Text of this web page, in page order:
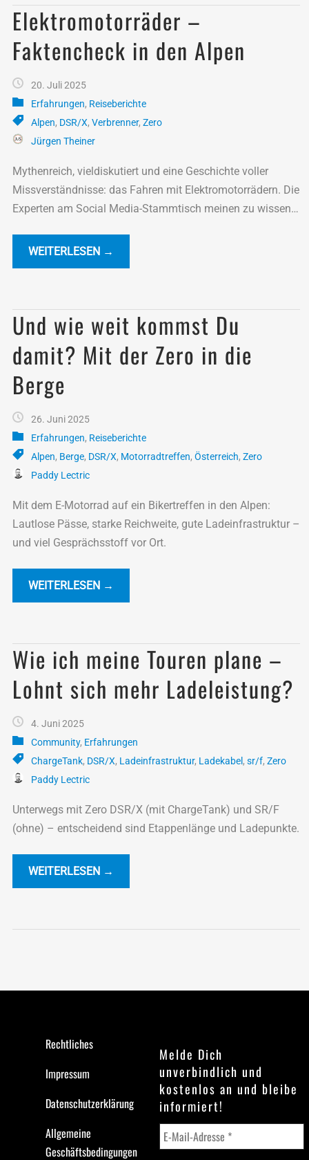
Elektromotorräder –
Faktencheck in den Alpen
20. Juli 2025
Erfahrungen, Reiseberichte
Alpen, DSR/X, Verbrenner, Zero
Jürgen Theiner
Mythenreich, vieldiskutiert und eine Geschichte voller
Missverständnisse: das Fahren mit Elektromotorrädern. Die
Experten am Social Media-Stammtisch meinen zu wissen,
Schneckentempo...
WEITERLESEN →
Und wie weit kommst Du
damit? Mit der Zero in die
Berge
26. Juni 2025
Erfahrungen, Reiseberichte
Alpen, Berge, DSR/X, Motorradtreffen, Österreich, Zero
Paddy Lectric
Mit dem E-Motorrad auf ein Bikertreffen in den Alpen:
Lautlose Pässe, starke Reichweite, gute Ladeinfrastruktur –
und viel Gesprächsstoff vor Ort.
WEITERLESEN →
Wie ich meine Touren plane –
Lohnt sich mehr Ladeleistung?
4. Juni 2025
Community, Erfahrungen
ChargeTank, DSR/X, Ladeinfrastruktur, Ladekabel, sr/f, Zero
Paddy Lectric
Unterwegs mit Zero DSR/X (mit ChargeTank) und SR/F
(ohne) – entscheidend sind Etappenlänge und Ladepunkte.
WEITERLESEN →
Rechtliches
Impressum
Datenschutzerklärung
Allgemeine
Geschäftsbedingungen
Melde Dich
unverbindlich und
kostenlos an und bleibe
informiert!